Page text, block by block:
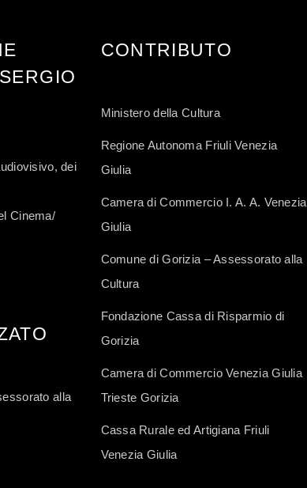
dei
Cinema/
alla
CONTRIBUTO
Ministero della Cultura
Regione Autonoma Friuli Venezia
Giulia
Camera di Commercio I. A. A. Venezia
Giulia
Comune di Gorizia – Assessorato alla
Cultura
Fondazione Cassa di Risparmio di
Gorizia
Camera di Commercio Venezia Giulia
Trieste Gorizia
Cassa Rurale ed Artigiana Friuli
Venezia Giulia